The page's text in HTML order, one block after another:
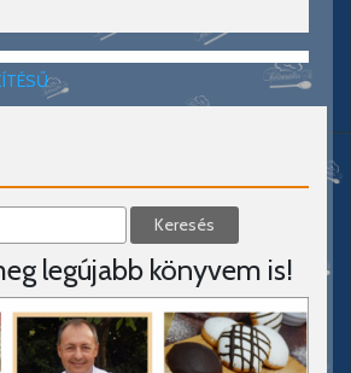
legújabb könyvem is!